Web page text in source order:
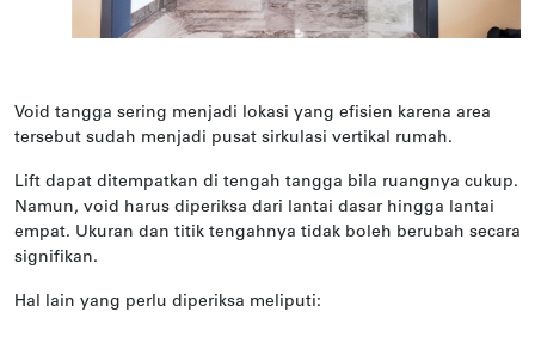
Void tangga sering menjadi lokasi yang efisien karena area
tersebut sudah menjadi pusat sirkulasi vertikal rumah.
Lift dapat ditempatkan di tengah tangga bila ruangnya cukup.
Namun, void harus diperiksa dari lantai dasar hingga lantai
empat. Ukuran dan titik tengahnya tidak boleh berubah secara
signifikan.
Hal lain yang perlu diperiksa meliputi: